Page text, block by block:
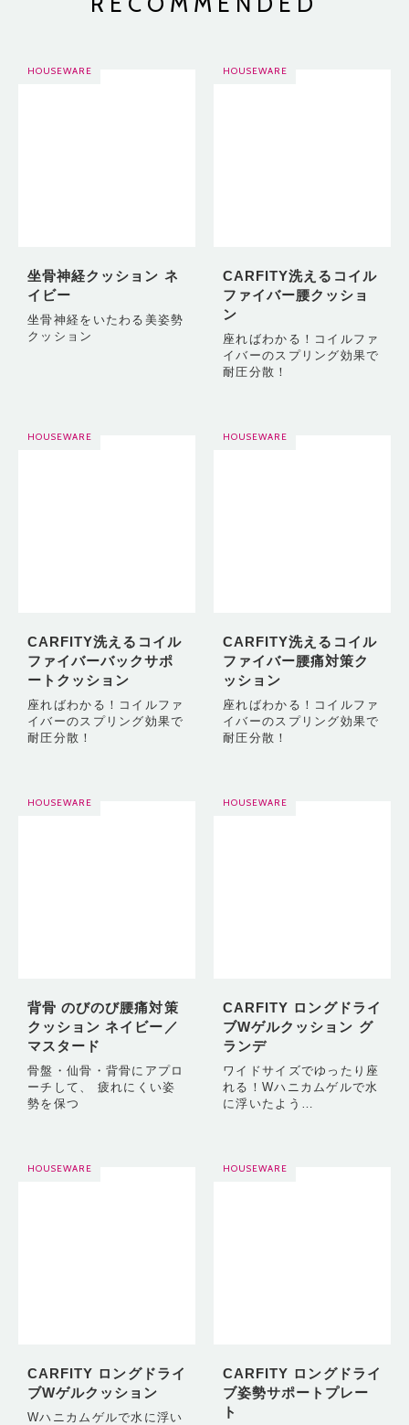
HOUSEWARE
坐骨神経クッション ネ
イビー
坐骨神経をいたわる美姿勢
クッション
HOUSEWARE
CARFITY洗えるコイル
ファイバー腰クッショ
ン
座ればわかる！コイルファ
イバーのスプリング効果で
耐圧分散！
HOUSEWARE
CARFITY洗えるコイル
ファイバーバックサポ
ートクッション
座ればわかる！コイルファ
イバーのスプリング効果で
耐圧分散！
HOUSEWARE
CARFITY洗えるコイル
ファイバー腰痛対策ク
ッション
座ればわかる！コイルファ
イバーのスプリング効果で
耐圧分散！
HOUSEWARE
背骨 のびのび腰痛対策
クッション ネイビー／
マスタード
骨盤・仙骨・背骨にアプロ
ーチして、 疲れにくい姿
勢を保つ
HOUSEWARE
CARFITY ロングドライ
ブWゲルクッション グ
ランデ
ワイドサイズでゆったり座
れる！Wハニカムゲルで水
に浮いたよう…
HOUSEWARE
CARFITY ロングドライ
ブWゲルクッション
Wハニカムゲルで水に浮い
HOUSEWARE
CARFITY ロングドライ
ブ姿勢サポートプレー
ト